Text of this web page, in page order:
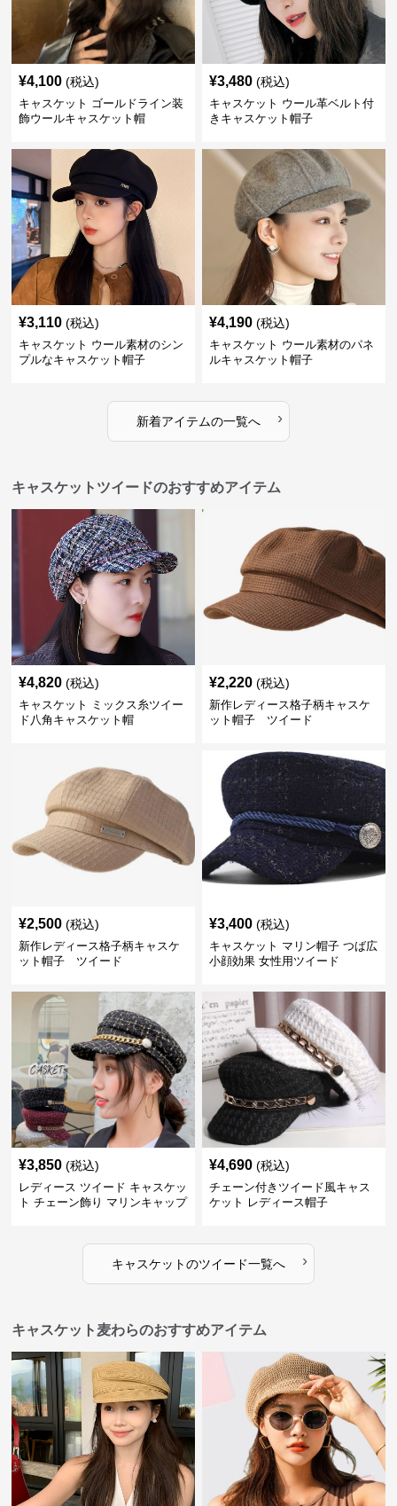
¥4,100 (税込)
キャスケット ゴールドライン装
飾ウールキャスケット帽
¥3,480 (税込)
キャスケット ウール革ベルト付
きキャスケット帽子
¥3,110 (税込)
キャスケット ウール素材のシン
プルなキャスケット帽子
¥4,190 (税込)
キャスケット ウール素材のパネ
ルキャスケット帽子
新着アイテムの一覧へ ›
キャスケットツイードのおすすめアイテム
¥4,820 (税込)
キャスケット ミックス糸ツイー
ド八角キャスケット帽
¥2,220 (税込)
新作レディース格子柄キャスケ
ット帽子 ツイード
¥2,500 (税込)
新作レディース格子柄キャスケ
ット帽子 ツイード
¥3,400 (税込)
キャスケット マリン帽子 つば広
小顔効果 女性用ツイード
¥3,850 (税込)
レディース ツイード キャスケッ
ト チェーン飾り マリンキャップ
¥4,690 (税込)
チェーン付きツイード風キャス
ケット レディース帽子
キャスケットのツイード一覧へ ›
キャスケット麦わらのおすすめアイテム